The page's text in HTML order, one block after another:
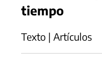
tiempo
Texto | Artículos